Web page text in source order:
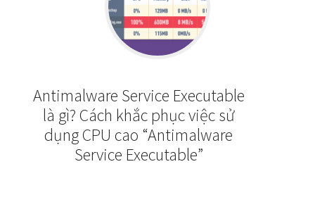
Antimalware Service Executable
là gì? Cách khắc phục việc sử
dụng CPU cao “Antimalware
Service Executable”